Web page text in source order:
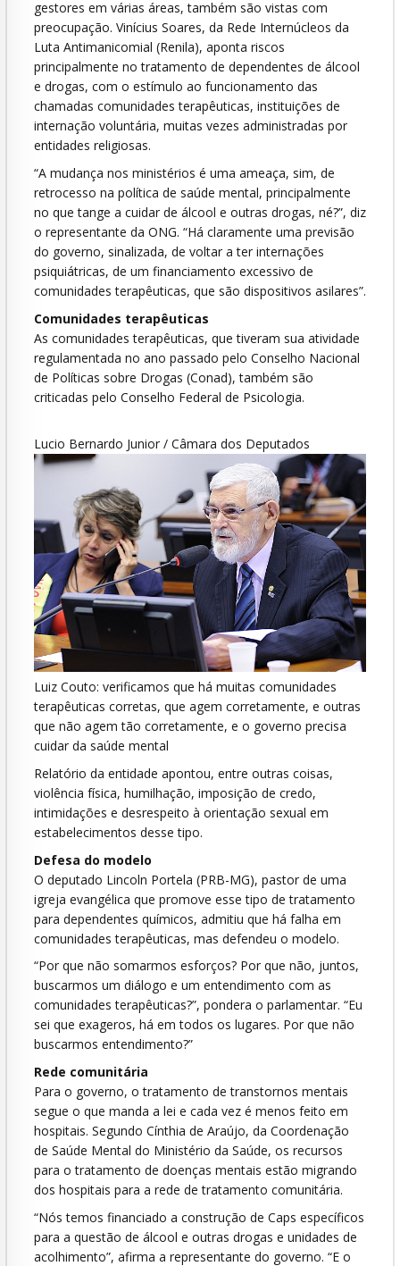
gestores em várias áreas, também são vistas com
preocupação. Vinícius Soares, da Rede Internúcleos da
Luta Antimanicomial (Renila), aponta riscos
principalmente no tratamento de dependentes de álcool
e drogas, com o estímulo ao funcionamento das
chamadas comunidades terapêuticas, instituições de
internação voluntária, muitas vezes administradas por
entidades religiosas.
“A mudança nos ministérios é uma ameaça, sim, de
retrocesso na política de saúde mental, principalmente
no que tange a cuidar de álcool e outras drogas, né?”, diz
o representante da ONG. “Há claramente uma previsão
do governo, sinalizada, de voltar a ter internações
psiquiátricas, de um financiamento excessivo de
comunidades terapêuticas, que são dispositivos asilares”.
Comunidades terapêuticas
As comunidades terapêuticas, que tiveram sua atividade
regulamentada no ano passado pelo Conselho Nacional
de Políticas sobre Drogas (Conad), também são
criticadas pelo Conselho Federal de Psicologia.
Lucio Bernardo Junior / Câmara dos Deputados
Luiz Couto: verificamos que há muitas comunidades
terapêuticas corretas, que agem corretamente, e outras
que não agem tão corretamente, e o governo precisa
cuidar da saúde mental
Relatório da entidade apontou, entre outras coisas,
violência física, humilhação, imposição de credo,
intimidações e desrespeito à orientação sexual em
estabelecimentos desse tipo.
Defesa do modelo
O deputado Lincoln Portela (PRB-MG), pastor de uma
igreja evangélica que promove esse tipo de tratamento
para dependentes químicos, admitiu que há falha em
comunidades terapêuticas, mas defendeu o modelo.
“Por que não somarmos esforços? Por que não, juntos,
buscarmos um diálogo e um entendimento com as
comunidades terapêuticas?”, pondera o parlamentar. “Eu
sei que exageros, há em todos os lugares. Por que não
buscarmos entendimento?”
Rede comunitária
Para o governo, o tratamento de transtornos mentais
segue o que manda a lei e cada vez é menos feito em
hospitais. Segundo Cínthia de Araújo, da Coordenação
de Saúde Mental do Ministério da Saúde, os recursos
para o tratamento de doenças mentais estão migrando
dos hospitais para a rede de tratamento comunitária.
“Nós temos financiado a construção de Caps específicos
para a questão de álcool e outras drogas e unidades de
acolhimento”, afirma a representante do governo. “E o